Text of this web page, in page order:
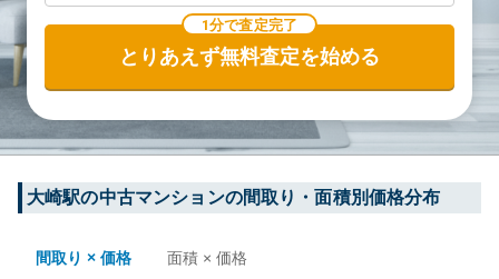
1分で査定完了
とりあえず無料査定を始める
大崎駅の中古マンションの間取り・面積別価格分布
間取り × 価格 面積 × 価格